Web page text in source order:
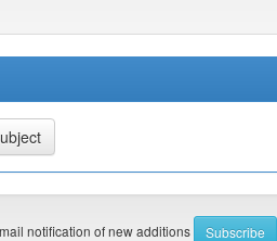
notification of new additions